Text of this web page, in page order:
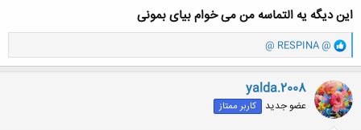
این دیگه یه التماسه من می خوام بیای بمونی
و
ا
ک
ن
ش
ه
ا
@ RESPINA @
yalda.2008
عضو جدید کاربر ممتاز